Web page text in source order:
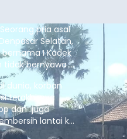
Seorang pria asal
Selatan,
I Kadek
tidak bernyawa di
dunia, korban
terakhirnya
dan juga
lantai ke